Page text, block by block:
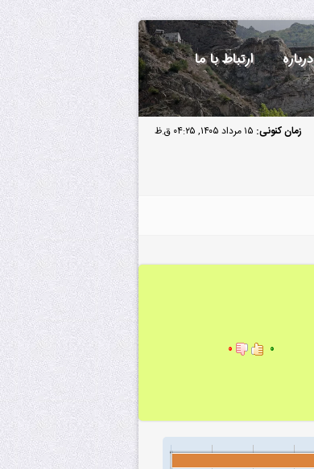
درباره ارتباط با ما
زمان کنونی: ۱۵ مرداد ۱۴۰۵, ۰۴:۲۵ ق.ظ
۰ ۰